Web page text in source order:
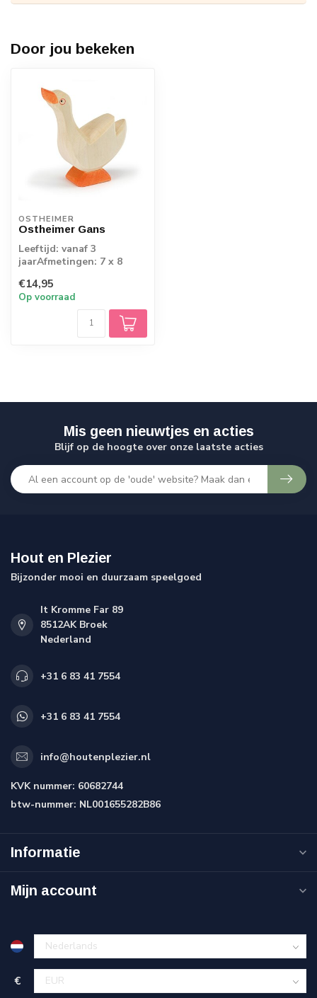
Door jou bekeken
OSTHEIMER
Ostheimer Gans
Leeftijd: vanaf 3
jaarAfmetingen: 7 x 8
vogels van Ostheime...
€14,95
Op voorraad
Mis geen nieuwtjes en acties
Blijf op de hoogte over onze laatste acties
Hout en Plezier
Bijzonder mooi en duurzaam speelgoed
It Kromme Far 89
8512AK Broek
Nederland
+31 6 83 41 7554
+31 6 83 41 7554
info@houtenplezier.nl
KVK nummer: 60682744
btw-nummer: NL001655282B86
Informatie
Mijn account
€